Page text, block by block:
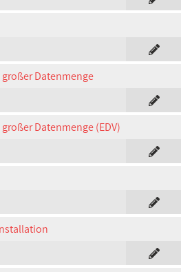
Datenmenge
Datenmenge (EDV)